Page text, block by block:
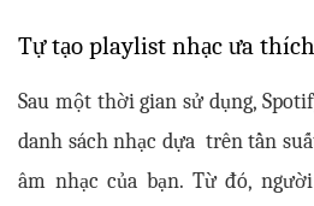
Tự tạo playlist nhạc ưa thích
Sau một thời gian sử dụng,
danh sách nhạc dựa  trên tần
âm nhạc của bạn. Từ đó,